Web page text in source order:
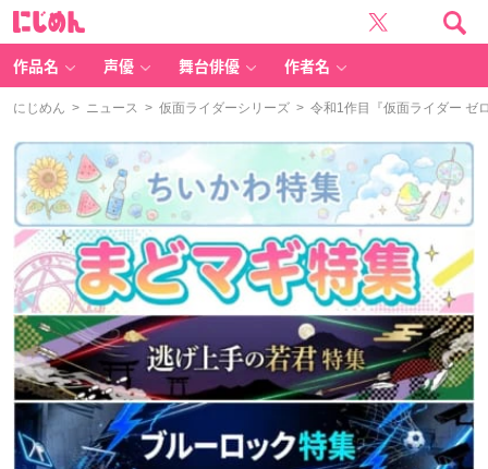
作品名 声優 舞台俳優 作者名
にじめん > ニュース > 仮面ライダーシリーズ > 令和1作目『仮面ライダー ゼ